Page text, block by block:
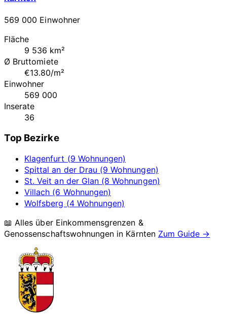
569 000 Einwohner
Fläche
9 536 km²
Ø Bruttomiete
€13.80/m²
Einwohner
569 000
Inserate
36
Top Bezirke
Klagenfurt (9 Wohnungen)
Spittal an der Drau (9 Wohnungen)
St. Veit an der Glan (8 Wohnungen)
Villach (6 Wohnungen)
Wolfsberg (4 Wohnungen)
📖 Alles über Einkommensgrenzen &
Genossenschaftswohnungen in Kärnten Zum Guide →